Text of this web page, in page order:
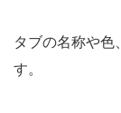
タブの名称や色
す。